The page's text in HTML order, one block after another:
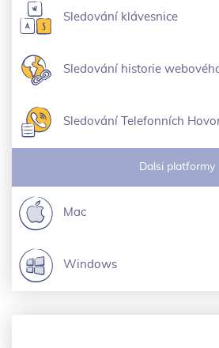
Sledování klávesnice
Sledování historie
Sledování Telefonních
Dalsi platformy
Mac
Windows